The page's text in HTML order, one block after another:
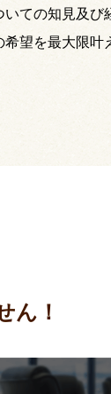
ての知見及び
望を最大限叶
ん！